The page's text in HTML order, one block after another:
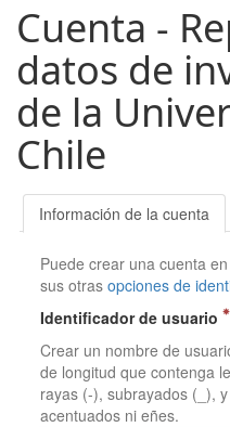
Cuenta -
datos de
de la
Chile
Información de la cuenta
Puede crear una cuenta
sus otrasopciones de
Identificador de usuario
Crear un nombre de
de longitud que contenga
rayas (-), subrayados (_),
acentuados ni eñes.